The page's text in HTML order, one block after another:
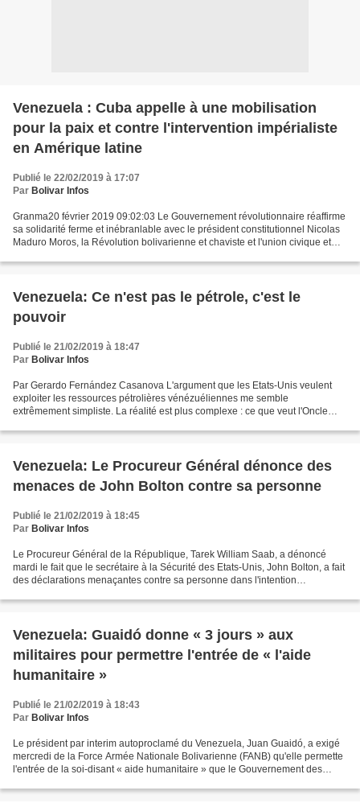
Venezuela : Cuba appelle à une mobilisation
pour la paix et contre l'intervention impérialiste
en Amérique latine
Publié le 22/02/2019 à 17:07
Par Bolivar Infos
Granma20 février 2019 09:02:03 Le Gouvernement révolutionnaire réaffirme
sa solidarité ferme et inébranlable avec le président constitutionnel Nicolas
Maduro Moros, la Révolution bolivarienne et chaviste et l'union civique et
Venezuela: Ce n'est pas le pétrole, c'est le
pouvoir
Publié le 21/02/2019 à 18:47
Par Bolivar Infos
Par Gerardo Fernández Casanova L'argument que les Etats-Unis veulent
exploiter les ressources pétrolières vénézuéliennes me semble
extrêmement simpliste. La réalité est plus complexe : ce que veut l'Oncle
Venezuela: Le Procureur Général dénonce des
menaces de John Bolton contre sa personne
Publié le 21/02/2019 à 18:45
Par Bolivar Infos
Le Procureur Général de la République, Tarek William Saab, a dénoncé
mardi le fait que le secrétaire à la Sécurité des Etats-Unis, John Bolton, a fait
des déclarations menaçantes contre sa personne dans l'intention
Venezuela: Guaidó donne « 3 jours » aux
militaires pour permettre l'entrée de « l'aide
humanitaire »
Publié le 21/02/2019 à 18:43
Par Bolivar Infos
Le président par interim autoproclamé du Venezuela, Juan Guaidó, a exigé
mercredi de la Force Armée Nationale Bolivarienne (FANB) qu'elle permette
l'entrée de la soi-disant « aide humanitaire » que le Gouvernement des